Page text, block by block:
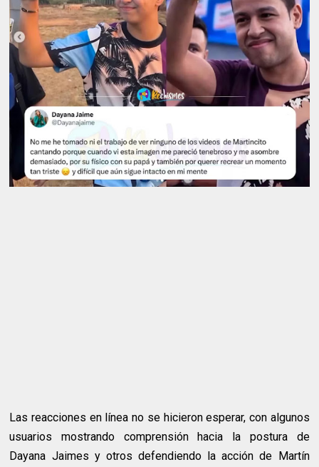
Las reacciones en línea no se hicieron esperar, con algunos
usuarios mostrando comprensión hacia la postura de
Dayana Jaimes y otros defendiendo la acción de Martín